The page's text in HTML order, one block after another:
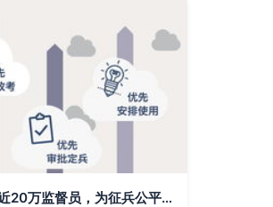
廉洁征兵新举措 全国近20万监督员，为征兵公平注入坚实力量